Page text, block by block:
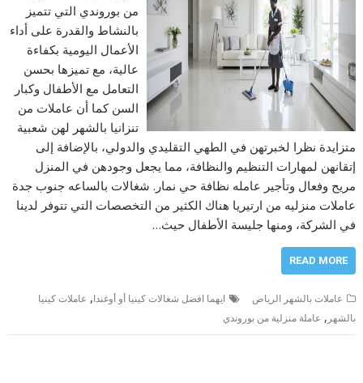
من بوروندي التي تتميز
بالنشاط والقدرة على أداء
الأعمال اليومية بكفاءة
عالية، مع تميزها بحسن
التعامل مع الأطفال وكبار
السن كما أن عاملات من
تنزانيا بالشهر لهن شعبية
متزايدة نظرا لخبرتهن في الطهي التقليدي والدولي، بالإضافة إلى
إتقانهن لمهارات التنظيم والنظافة، مما يجعل وجودهن في المنزل
مريح وفعال وتأجير عامله نظافة حي نمار. شغالات بالساعه جنوب جدة
عاملات منزليه من ارتيريا هناك الكثير من التخصصات التي تتوفر لدينا
في الشركة، ومنها جليسة الأطفال حيث…
READ MORE
عاملات بالشهر الرياض ايهما افضل شغالات كينيا أو أوغندا, عاملات كينيا
بالشهر , عاملة منزلية من بوروندي